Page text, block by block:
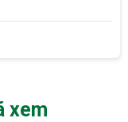
xem